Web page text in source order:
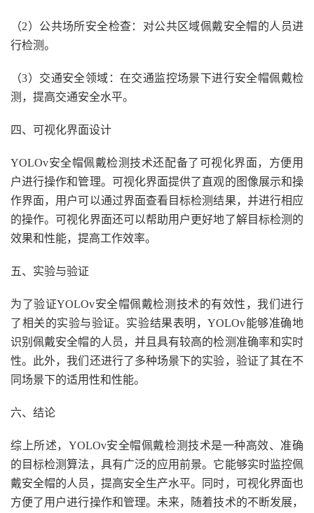
（2）公共场所安全检查：对公共区域佩戴安全帽的人员进
行检测。
（3）交通安全领域：在交通监控场景下进行安全帽佩戴检
测，提高交通安全水平。
四、可视化界面设计
YOLOv安全帽佩戴检测技术还配备了可视化界面，方便用
户进行操作和管理。可视化界面提供了直观的图像展示和操
作界面，用户可以通过界面查看目标检测结果，并进行相应
的操作。可视化界面还可以帮助用户更好地了解目标检测的
效果和性能，提高工作效率。
五、实验与验证
为了验证YOLOv安全帽佩戴检测技术的有效性，我们进行
了相关的实验与验证。实验结果表明，YOLOv能够准确地
识别佩戴安全帽的人员，并且具有较高的检测准确率和实时
性。此外，我们还进行了多种场景下的实验，验证了其在不
同场景下的适用性和性能。
六、结论
综上所述，YOLOv安全帽佩戴检测技术是一种高效、准确
的目标检测算法，具有广泛的应用前景。它能够实时监控佩
戴安全帽的人员，提高安全生产水平。同时，可视化界面也
方便了用户进行操作和管理。未来，随着技术的不断发展，